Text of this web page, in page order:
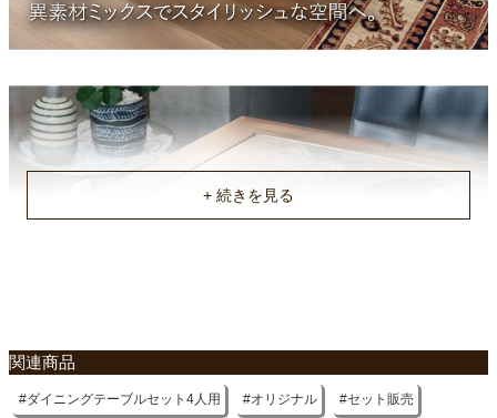
チェア・ベンチ脚部素材
チェア・ベンチ脚部塗装
ラッカー塗装
幅41×奥行52.5×高さ80ｘ座面高43.5(cm)
3.5cm
梱包サイズ
関連商品
ダイニングテーブルセット4人用 オリジナル セット販売